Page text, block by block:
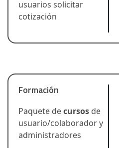
usuarios solicitar
cotización
Formación
Paquete decursos de
usuario/colaborador y
administradores